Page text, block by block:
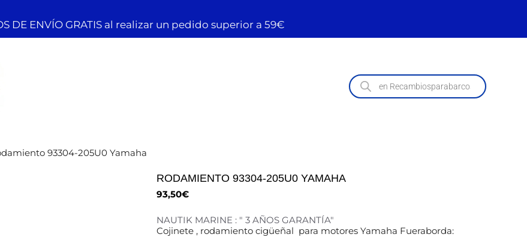
DE ENVÍO GRATIS al realizar un pedido superior a 59€
93304-205U0 Yamaha
RODAMIENTO 93304-205U0 YAMAHA
93,50€
NAUTIK MARINE : " 3 AÑOS GARANTÍA"
Cojinete , rodamiento cigüeñal para motores Yamaha Fueraborda: